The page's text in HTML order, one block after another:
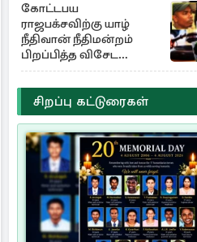
கோட்டபய
ராஜபக்சவிற்கு யாழ்
நீதிவான் நீதிமன்றம்
பிறப்பித்த விசேட
உத்தரவு!
சிறப்பு கட்டுரைகள்